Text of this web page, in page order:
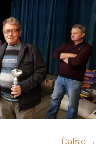
Ďalšie →